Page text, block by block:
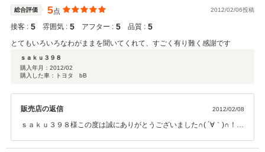
ースを宜しくお願いいたします。ありがとうございました。
総合評価 5点 2012/02/06投稿
接客 : 5 雰囲気 : 5 アフター : 5 品質 : 5
とてもいろいろなわがままを聞いてくれて、すごく有り難く感謝です
ｓａｋｕ３９８
購入年月： 2012/02
購入した車：トヨタ bB
販売店の返信 2012/02/08
ｓａｋｕ３９８様この度は誠にありがとうございました∩( ´∀｀)∩！！
て対応させていただきますので、オイル交換から車検、修理までなん